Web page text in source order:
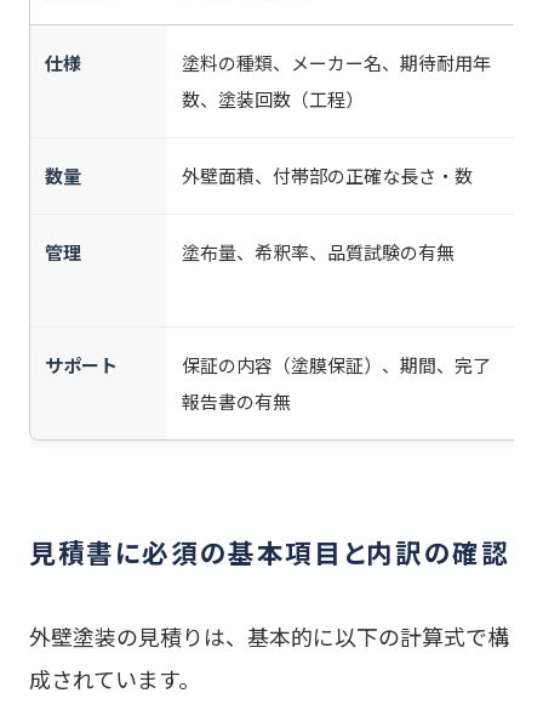
仕様
塗料の種類、メーカー名、期待耐用年
数、塗装回数（工程）
数量 外壁面積、付帯部の正確な長さ・数
管理 塗布量、希釈率、品質試験の有無
サポート
保証の内容（塗膜保証）、期間、完了
報告書の有無
見積書に必須の基本項目と内訳の確認
外壁塗装の見積りは、基本的に以下の計算式で構
成されています。